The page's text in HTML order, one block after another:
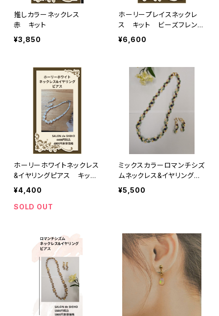
推しカラーネックレス
赤 キット
¥3,850
ホーリープレイスネックレ
ス キット ビーズフレンド
冬号掲載
¥6,600
ホーリーホワイトネックレス
&イヤリングピアス キッ
ト ビーズフレンド冬号掲
¥4,400
SOLD OUT
ミックスカラーロマンチシズ
ムネックレス&イヤリングピ
アス キット
¥5,500